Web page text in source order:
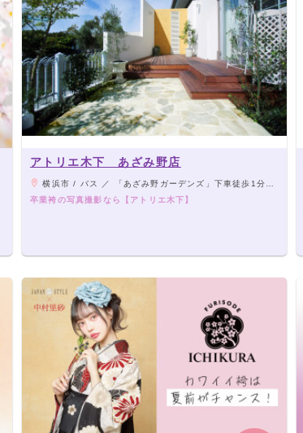
アトリエ木下 あざみ野店
横浜市 / バス ／ 「あざみ野ガーデンズ」下車徒歩1分 車 ／ 東急田園都市線「あざみ野駅」より5分
卒業袴の写真撮影なら【アトリエ木下】